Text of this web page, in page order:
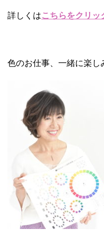
詳しくはこちらをクリッ
色のお仕事、一緒に楽し